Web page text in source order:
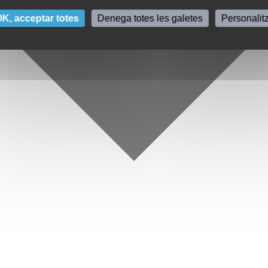
acceptar totes Denega totes les galetes